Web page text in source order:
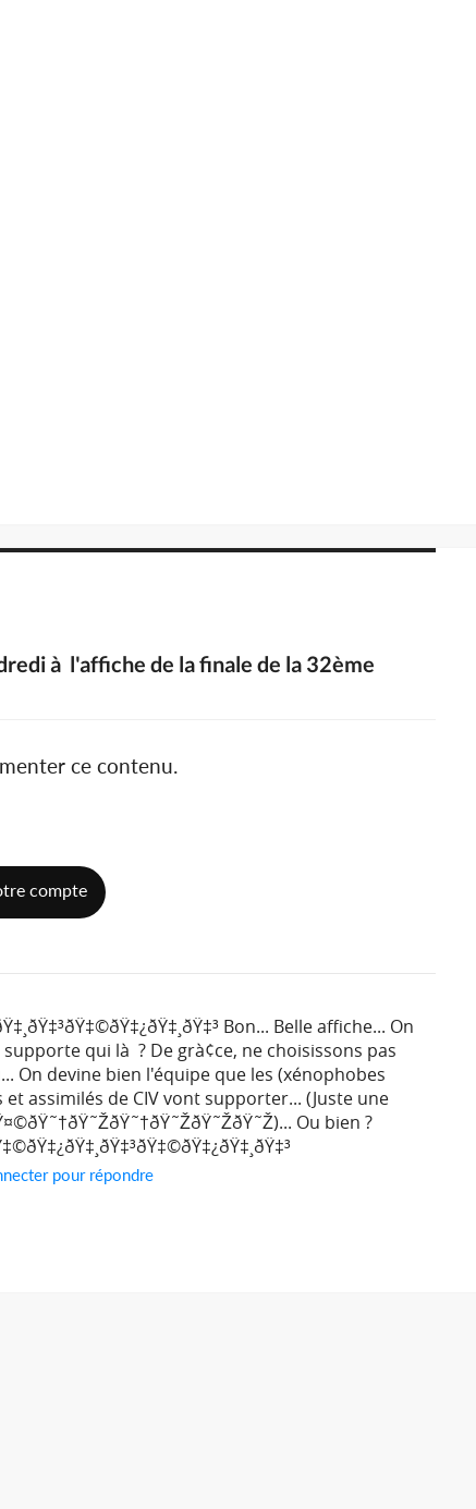
à l'affiche de la finale de la 32ème
ce contenu.
compte
Bon... Belle affiche... On
qui là ? De grà¢ce, ne choisissons pas
On devine bien l'équipe que les (xénophobes
assimilés de CIV vont supporter... (Juste une
Ou bien ?
pour répondre